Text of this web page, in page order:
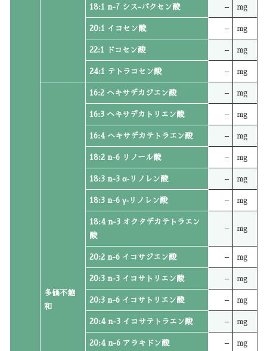
18:1 n-7 シス-バクセン酸 – mg
20:1 イコセン酸 – mg
22:1 ドコセン酸 – mg
24:1 テトラコセン酸 – mg
多価不飽
和
16:2 ヘキサデカジエン酸 – mg
16:3 ヘキサデカトリエン酸 – mg
16:4 ヘキサデカテトラエン酸 – mg
18:2 n-6 リノール酸 – mg
18:3 n-3 α‐リノレン酸 – mg
18:3 n-6 γ‐リノレン酸 – mg
18:4 n-3 オクタデカテトラエン
酸
– mg
20:2 n-6 イコサジエン酸 – mg
20:3 n-3 イコサトリエン酸 – mg
20:3 n-6 イコサトリエン酸 – mg
20:4 n-3 イコサテトラエン酸 – mg
20:4 n-6 アラキドン酸 – mg